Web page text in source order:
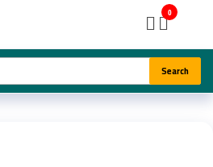
0
Search